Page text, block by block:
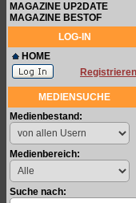
MAGAZINE UP2DATE
MAGAZINE BESTOF
LOG-IN
HOME
Registrieren
MEDIENSUCHE
Medienbestand:
Medienbereich:
Suche nach: